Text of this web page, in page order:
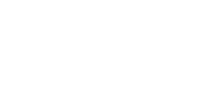
憧憬舞蹈学校的丽莎，开始了舞蹈生涯。
公斤毒品来云交易，火速成立“斩毒行动”专案组，借调警员安迪